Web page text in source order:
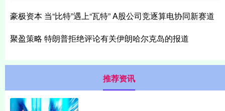
豪极资本 当“比特”遇上“瓦特” A股公司竞逐算电协同新赛道
聚盈策略 特朗普拒绝评论有关伊朗哈尔克岛的报道
推荐资讯